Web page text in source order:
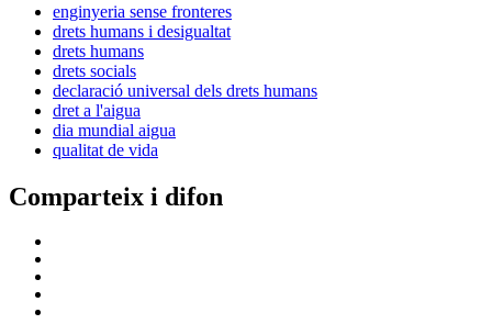
enginyeria sense fronteres
drets humans i desigualtat
drets humans
drets socials
declaració universal dels drets humans
dret a l'aigua
dia mundial aigua
qualitat de vida
Comparteix i difon